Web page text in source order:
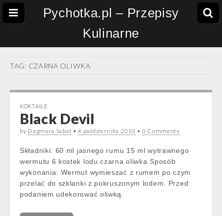
Pychotka.pl – Przepisy
Kulinarne
TAG: CZARNA OLIWKA
KOKTAILE
Black Devil
by Dagmara Sabat •4 października 2010 • 0 Comments
Składniki: 60 ml jasnego rumu 15 ml wytrawnego
wermutu 6 kostek lodu czarna oliwka Sposób
wykonania: Wermut wymieszać z rumem po czym
przelać do szklanki z pokruszonym lodem. Przed
podaniem udekorować oliwką.